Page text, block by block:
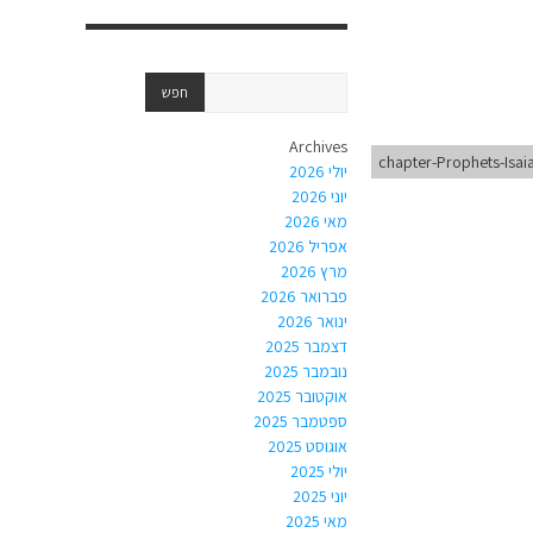
chapter-Prophets-
Archives
יולי 2026
יוני 2026
מאי 2026
אפריל 2026
מרץ 2026
פברואר 2026
ינואר 2026
דצמבר 2025
נובמבר 2025
אוקטובר 2025
ספטמבר 2025
אוגוסט 2025
יולי 2025
יוני 2025
מאי 2025